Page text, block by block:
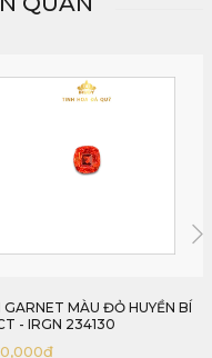
GARNET MÀU ĐỎ CAM
- IRGN 234118
₫